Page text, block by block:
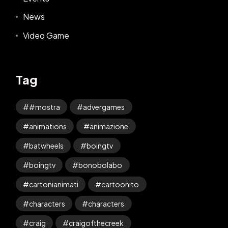
News
Video Game
Tag
#mostra advergames
animations animazione
batwheels boingtv
boingtv bonobolabo
cartonianimati cartoonito
characters characters
craig craigofthecreek